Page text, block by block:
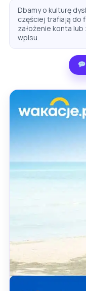
Dbamy o kulturę
częściej trafiają do
założenie konta
wpisu.